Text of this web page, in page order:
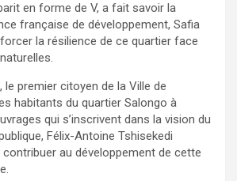
en forme de V, a fait savoir la
française de développement, Safia
la résilience de ce quartier face
le premier citoyen de la Ville de
habitants du quartier Salongo à
qui s’inscrivent dans la vision du
Félix-Antoine Tshisekedi
au développement de cette